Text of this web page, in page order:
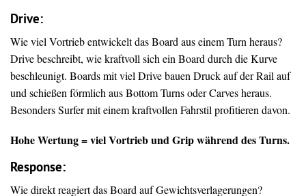
Drive:
Wie viel Vortrieb entwickelt das Board aus einem Turn heraus?
Drive beschreibt, wie kraftvoll sich ein Board durch die Kurve
beschleunigt. Boards mit viel Drive bauen Druck auf der Rail auf
und schießen förmlich aus Bottom Turns oder Carves heraus.
Besonders Surfer mit einem kraftvollen Fahrstil profitieren davon.
Hohe Wertung = viel Vortrieb und Grip während des Turns.
Response:
Wie direkt reagiert das Board auf Gewichtsverlagerungen?